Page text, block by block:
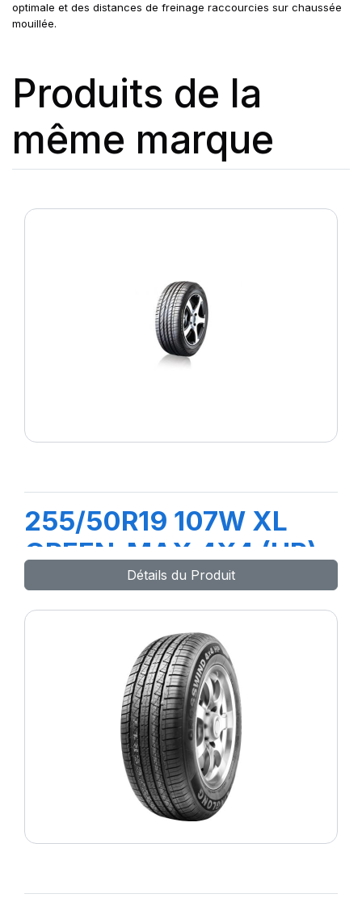
optimale et des distances de freinage raccourcies sur chaussée
mouillée.
Produits de la
même marque
255/50R19 107W XL
GREEN-MAX 4X4 (HP)
Détails du Produit